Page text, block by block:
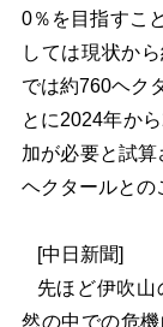
0％ を目指すこ
しては現状か
では約760ヘク
とに2024年か
加が必要と試
ヘクタールとの
[中日新聞]
先ほど伊吹山
然の中での危